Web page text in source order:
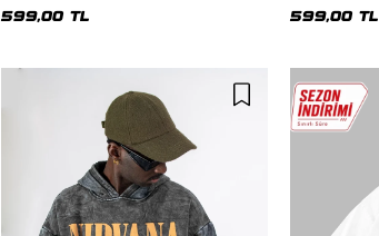
599,00 TL 599,00 TL